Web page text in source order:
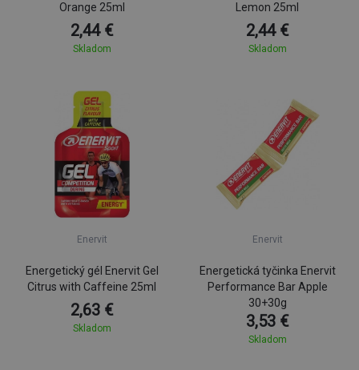
Orange 25ml
2,44 €
Skladom
Lemon 25ml
2,44 €
Skladom
Enervit
Energetický gél Enervit Gel
Citrus with Caffeine 25ml
2,63 €
Skladom
Enervit
Energetická tyčinka Enervit
Performance Bar Apple
30+30g
3,53 €
Skladom